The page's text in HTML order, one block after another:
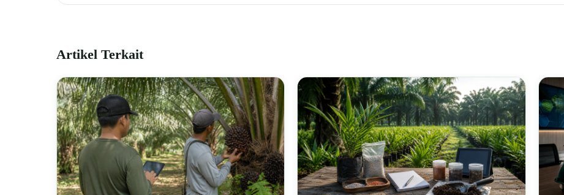
Artikel Terkait